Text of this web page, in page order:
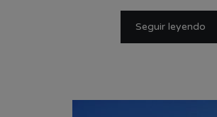
Seguir leyendo